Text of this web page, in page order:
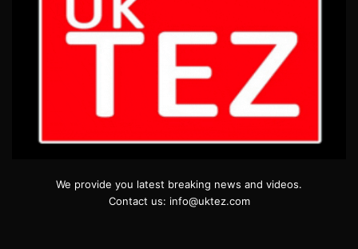
We provide you latest breaking news and videos.
Contact us: info@uktez.com